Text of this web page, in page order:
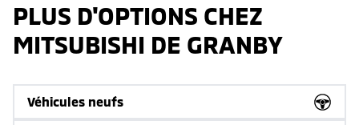
PLUS D'OPTIONS CHEZ
MITSUBISHI DE GRANBY
Véhicules neufs